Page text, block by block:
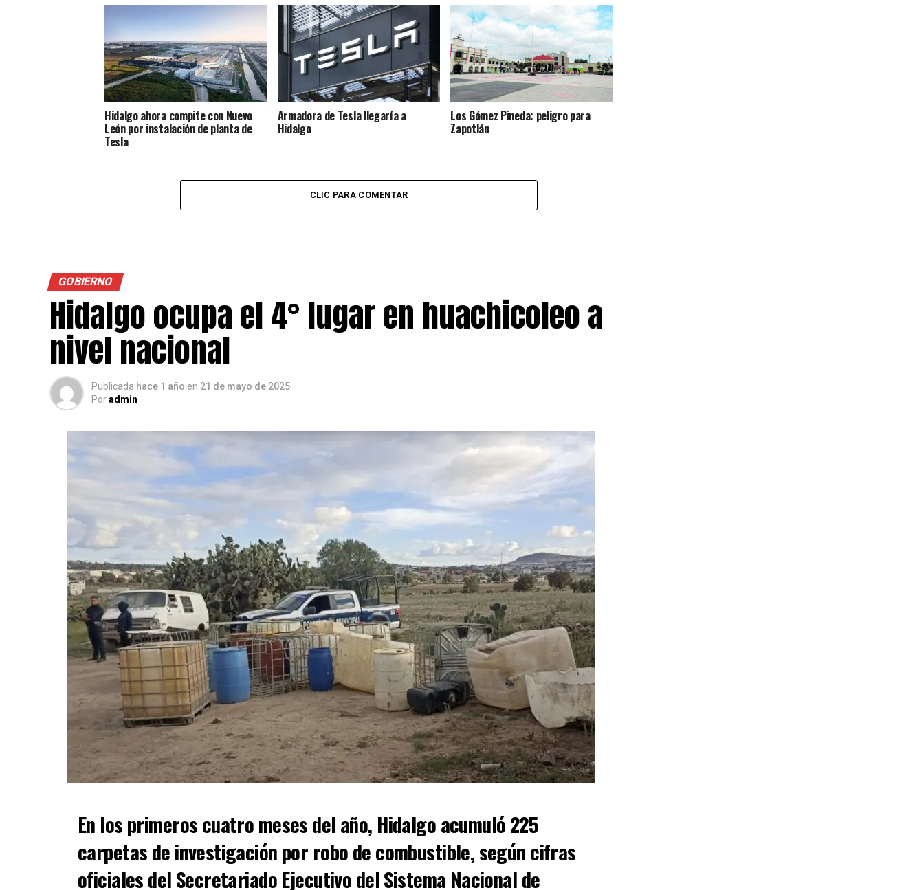
Hidalgo ahora compite con Nuevo
León por instalación de planta de
Tesla
Armadora de Tesla llegaría a
Hidalgo
Los Gómez Pineda: peligro para
Zapotlán
CLIC PARA COMENTAR
GOBIERNO
Hidalgo ocupa el 4° lugar en huachicoleo a
nivel nacional
Publicada hace 1 año en 21 de mayo de 2025
Poradmin
En los primeros cuatro meses del año, Hidalgo acumuló 225
carpetas de investigación por robo de combustible, según cifras
oficiales del Secretariado Ejecutivo del Sistema Nacional de